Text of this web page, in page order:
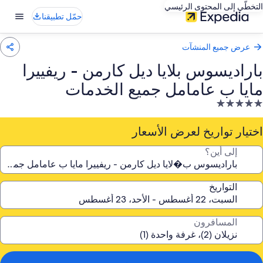
التخطّي إلى المحتوى الرئيسي
حمّل تطبيقنا
عرض جميع المنشآت
باراديسوس بلايا ديل كارمن - ريفييرا
مايا ب عامامل جميع الخدمات
منشأة
فندقية
مصنفة
5.0
اختيار تواريخ لعرض الأسعار
إلى أين؟
التواريخ
المسافرون